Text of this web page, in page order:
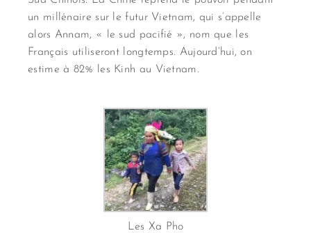
un millénaire sur le futur Vietnam, qui s’appelle
alors Annam, « le sud pacifié », nom que les
Français utiliseront longtemps. Aujourd’hui, on
estime à 82% les Kinh au Vietnam.
Les Xa Pho